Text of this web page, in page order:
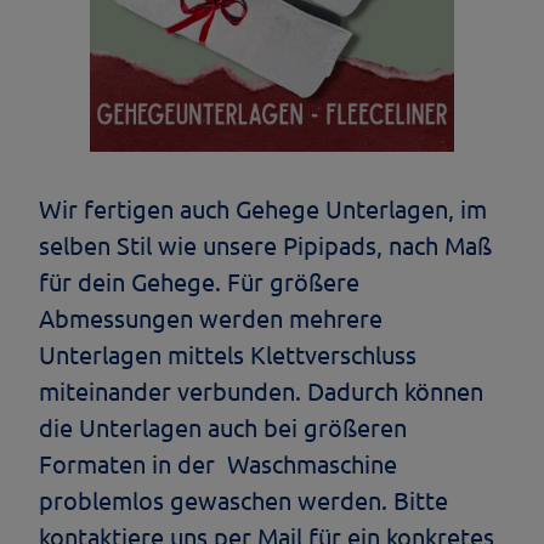
Wir fertigen auch Gehege Unterlagen, im
selben Stil wie unsere Pipipads, nach Maß
für dein Gehege. Für größere
Abmessungen werden mehrere
Unterlagen mittels Klettverschluss
miteinander verbunden. Dadurch können
die Unterlagen auch bei größeren
Formaten in der Waschmaschine
problemlos gewaschen werden. Bitte
kontaktiere uns per Mail für ein konkretes